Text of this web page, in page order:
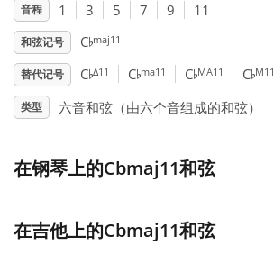
Español
音程 1 3 5 7 9 11
和弦记号 C♭maj11
替代记号 C♭Δ11 C♭ma11 C♭MA11 C♭M11
类型 六音和弦（由六个音组成的和弦）
在钢琴上的Cbmaj11和弦
在吉他上的Cbmaj11和弦